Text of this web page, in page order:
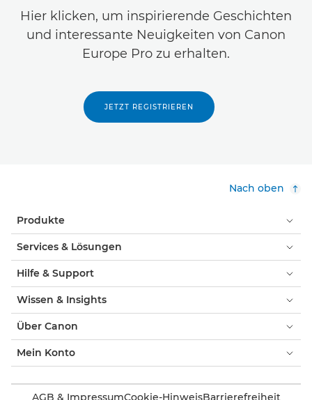
Hier klicken, um inspirierende Geschichten
und interessante Neuigkeiten von Canon
Europe Pro zu erhalten.
JETZT REGISTRIEREN
Nach oben
Produkte
Services & Lösungen
Hilfe & Support
Wissen & Insights
Über Canon
Mein Konto